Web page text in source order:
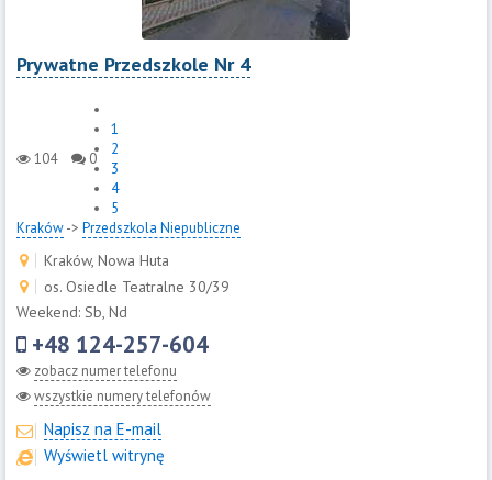
Prywatne Przedszkole Nr 4
104 0
1
2
3
4
5
Kraków-> Przedszkola Niepubliczne
Kraków, Nowa Huta
os. Osiedle Teatralne 30/39
Weekend: Sb, Nd
+48 124-257-604
zobacz numer telefonu
wszystkie numery telefonów
Napisz na E-mail
Wyświetl witrynę